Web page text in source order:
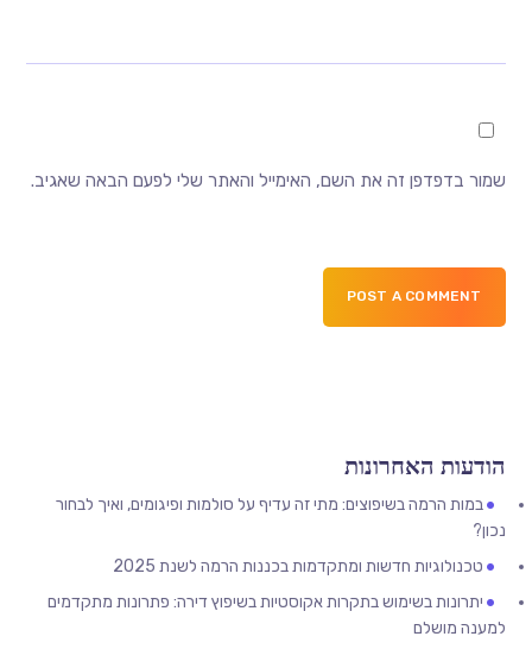
שמור בדפדפן זה את השם, האימייל והאתר שלי לפעם הבאה שאגיב.
POST A COMMENT
הודעות האחרונות
במות הרמה בשיפוצים: מתי זה עדיף על סולמות ופיגומים, ואיך לבחור
נכון?
טכנולוגיות חדשות ומתקדמות בכננות הרמה לשנת 2025
יתרונות בשימוש בתקרות אקוסטיות בשיפוץ דירה: פתרונות מתקדמים
למענה מושלם